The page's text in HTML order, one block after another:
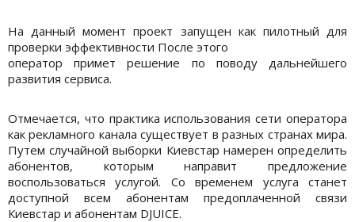
На данный момент проект запущен как пилотный для
проверки эффективности После этого
оператор примет решение по поводу дальнейшего
развития сервиса.
Отмечается, что практика использования сети оператора
как рекламного канала существует в разных странах мира.
Путем случайной выборки Киевстар намерен определить
абонентов, которым направит предложение
воспользоваться услугой. Со временем услуга станет
доступной всем абонентам предоплаченной связи
Киевстар и абонентам DJUICE.